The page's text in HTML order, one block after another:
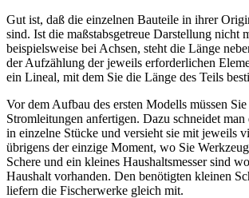
Gut ist, daß die einzelnen Bauteile in ihrer
sind. Ist die maßstabsgetreue Darstellung nicht
beispielsweise bei Achsen, steht die Länge
der Aufzählung der jeweils erforderlichen
ein Lineal, mit dem Sie die Länge des Teils
Vor dem Aufbau des ersten Modells müssen
Stromleitungen anfertigen. Dazu schneidet
in einzelne Stücke und versieht sie mit jeweils
übrigens der einzige Moment, wo Sie
Schere und ein kleines Haushaltsmesser sind
Haushalt vorhanden. Den benötigten kleinen
liefern die Fischerwerke gleich mit.